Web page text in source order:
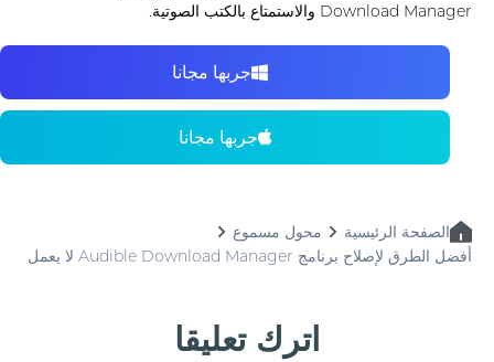
Download Manager والاستمتاع بالكتب الصوتية.
جربها مجانا
جربها مجانا
الصفحة الرئيسية
محول مسموع
أفضل الطرق لإصلاح برنامج Audible Download Manager لا يعمل
اترك تعليقا